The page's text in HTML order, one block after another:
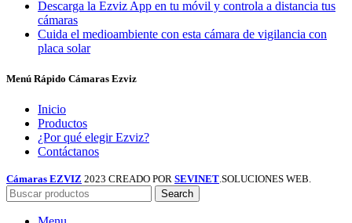
Descarga la Ezviz App en tu móvil y controla a distancia tus
cámaras
Cuida el medioambiente con esta cámara de vigilancia con
placa solar
Menú Rápido Cámaras Ezviz
Inicio
Productos
¿Por qué elegir Ezviz?
Contáctanos
Cámaras EZVIZ 2023 CREADO POR SEVINET.SOLUCIONES WEB.
Search